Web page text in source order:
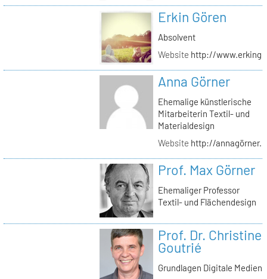
Erkin Gören
Absolvent
Website http://
Anna Görner
Ehemalige künstlerische
Mitarbeiterin Textil- und
Materialdesign
Website http://
Prof. Max Görner
Ehemaliger Professor
Textil- und Flächendesign
Prof. Dr. Christine
Goutrié
Grundlagen Digitale Medien